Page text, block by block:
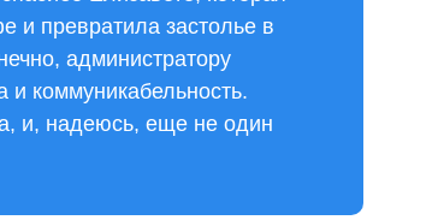
и превратила застолье в
администратору
коммуникабельность.
и, надеюсь, еще не один